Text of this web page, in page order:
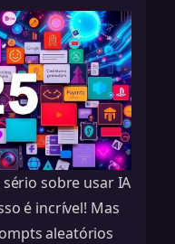
sobre usar IA
é incrível! Mas
aleatórios